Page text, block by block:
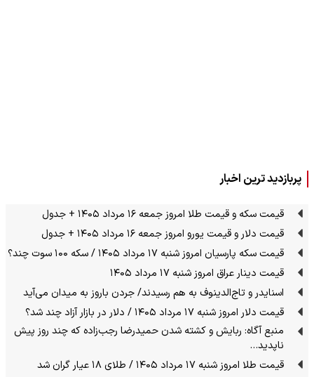
پربازدید ترین اخبار
قیمت سکه و قیمت طلا امروز جمعه ۱۶ مرداد ۱۴۰۵ + جدول
قیمت دلار و قیمت یورو امروز جمعه ۱۶ مرداد ۱۴۰۵ + جدول
قیمت سکه پارسیان امروز شنبه ۱۷ مرداد ۱۴۰۵ / سکه ۱۰۰ سوت چند؟
قیمت دینار عراق امروز شنبه ۱۷ مرداد ۱۴۰۵
اسنایدر و تاج‌الدینوف به هم رسیدند/ جردن باروز به میدان می‌آید
قیمت دلار امروز شنبه ۱۷ مرداد ۱۴۰۵ / دلار در بازار آزاد چند شد؟
منبع آگاه: ربایش و کشته شدن حمیدرضا رجب‌زاده که چند روز پیش
ناپدید…
قیمت طلا امروز شنبه ۱۷ مرداد ۱۴۰۵ / طلای ۱۸ عیار گران شد